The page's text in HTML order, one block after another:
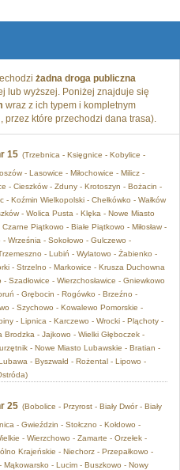
żadna droga publiczna
lub wyższej. Poniżej znajduje się
wraz z ich typem i kompletnym
które przechodzi dana trasa).
15 (Trzebnica - Księgnice - Kobylice -
- Lasowice - Miłochowice - Milicz -
- Cieszków - Zduny - Krotoszyn - Bożacin -
Koźmin Wielkopolski - Chełkówko - Wałków
- Wolica Pusta - Klęka - Nowe Miasto
Piątkowo - Białe Piątkowo - Miłosław -
Września - Sokołowo - Gulczewo -
- Lubiń - Wylatowo - Żabienko -
- Strzelno - Markowice - Krusza Duchowna
Szadłowice - Wierzchosławice - Gniewkowo
- Grębocin - Rogówko - Brzeźno -
- Szychowo - Kowalewo Pomorskie -
- Lipnica - Karczewo - Wrocki - Pląchoty -
Brodzka - Jajkowo - Wielki Głęboczek -
- Nowe Miasto Lubawskie - Bratian -
- Byszwałd - Rożental - Lipowo -
25 (Bobolice - Przyrost - Biały Dwór - Biały
- Gwieździn - Stołczno - Kołdowo -
- Wierzchowo - Zamarte - Orzełek -
Krajeńskie - Niechorz - Przepałkowo -
- Lucim - Buszkowo - Nowy